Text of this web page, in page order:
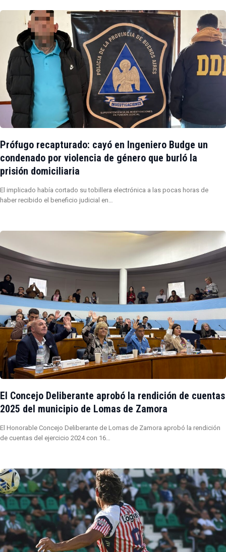
Prófugo recapturado: cayó en Ingeniero Budge un
condenado por violencia de género que burló la
prisión domiciliaria
El implicado había cortado su tobillera electrónica a las pocas horas de
haber recibido el beneficio judicial en…
El Concejo Deliberante aprobó la rendición de cuentas
2025 del municipio de Lomas de Zamora
El Honorable Concejo Deliberante de Lomas de Zamora aprobó la rendición
de cuentas del ejercicio 2024 con 16…